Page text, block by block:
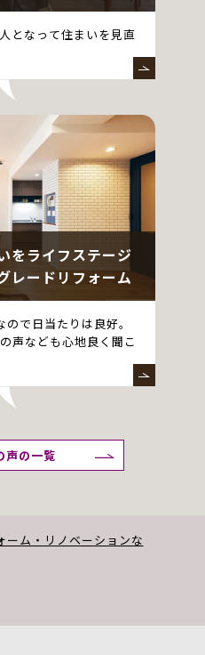
となって住まいを見直
をライフステージ
レードリフォーム
で日当たりは良好。
声なども心地良く聞こ
声の一覧
ーム・リノベーションな